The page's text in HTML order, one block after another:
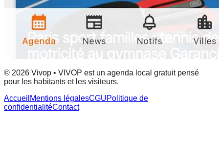
© 2026 Vivop • VIVOP est un agenda local gratuit pensé
pour les habitants et les visiteurs.
Accueil Mentions légalesCGUPolitique de
confidentialitéContact